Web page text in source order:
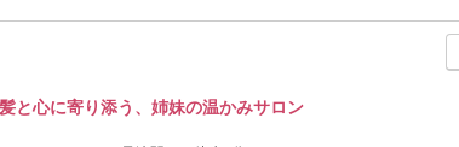
髪と心に寄り添う、姉妹の温かみサロン